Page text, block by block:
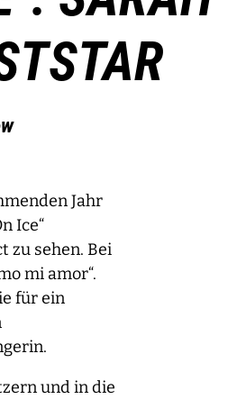
Jahr
Ice“
zu sehen. Bei
mi amor“.
für ein
und in die